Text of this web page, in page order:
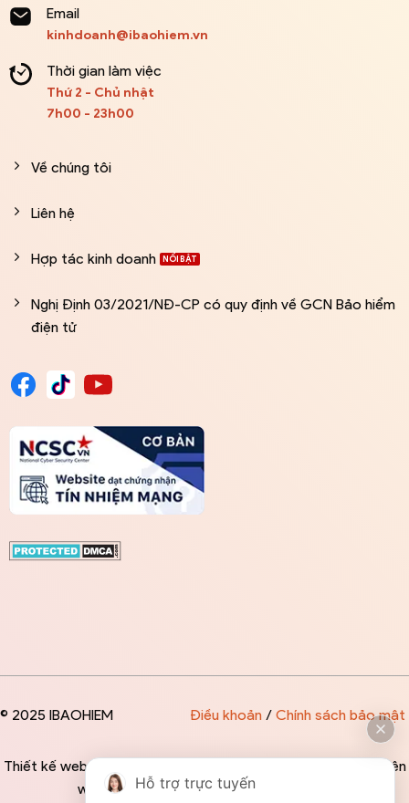
Email
kinhdoanh@ibaohiem.vn
Thời gian làm việc
Thứ 2 - Chủ nhật
7h00 - 23h00
Về chúng tôi
Liên hệ
Hợp tác kinh doanh
Nghị Định 03/2021/NĐ-CP có quy định về GCN Bảo hiểm
điện tử
© 2025 IBAOHIEM
Thiết kế website độc quyền bởi IBAOHIEM - Mọi thông tin trên
website đều mang tính chất tham khảo
Điều khoản/ Chính sách bảo mật
Hỗ trợ trực tuyến